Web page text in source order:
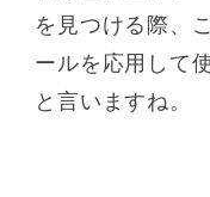
を見つける際、
ールを応用して
と言いますね。